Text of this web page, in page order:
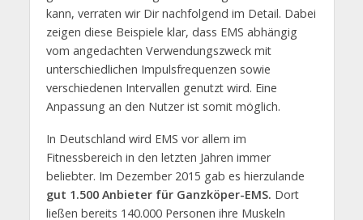
kann, verraten wir Dir nachfolgend im Detail. Dabei
zeigen diese Beispiele klar, dass EMS abhängig
vom angedachten Verwendungszweck mit
unterschiedlichen Impulsfrequenzen sowie
verschiedenen Intervallen genutzt wird. Eine
Anpassung an den Nutzer ist somit möglich.
In Deutschland wird EMS vor allem im
Fitnessbereich in den letzten Jahren immer
beliebter. Im Dezember 2015 gab es hierzulande
gut 1.500 Anbieter für Ganzköper-EMS. Dort
ließen bereits 140.000 Personen ihre Muskeln